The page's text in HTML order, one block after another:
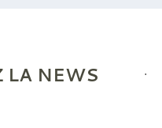
LA NEWS